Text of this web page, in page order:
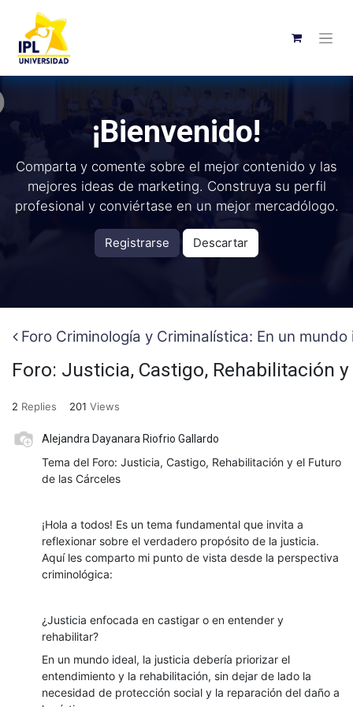
¡Bienvenido!
Comparta y comente sobre el mejor contenido y las
mejores ideas de marketing. Construya su perfil
profesional y conviértase en un mejor mercadólogo.
Registrarse Descartar
Foro Criminología y Criminalística: En un
Foro: Justicia, Castigo, Rehabilitación
2 Replies 201 Views
Alejandra Dayanara Riofrio Gallardo
Tema del Foro: Justicia, Castigo, Rehabilitación y el Futuro
de las Cárceles
¡Hola a todos! Es un tema fundamental que invita a
reflexionar sobre el verdadero propósito de la justicia.
Aquí les comparto mi punto de vista desde la perspectiva
criminológica:
¿Justicia enfocada en castigar o en entender y
rehabilitar?
En un mundo ideal, la justicia debería priorizar el
entendimiento y la rehabilitación, sin dejar de lado la
necesidad de protección social y la reparación del daño a